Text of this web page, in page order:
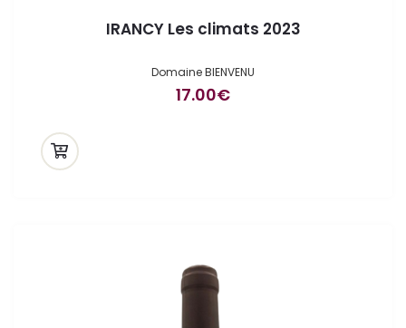
IRANCY Les climats 2023
Domaine BIENVENU
17.00€